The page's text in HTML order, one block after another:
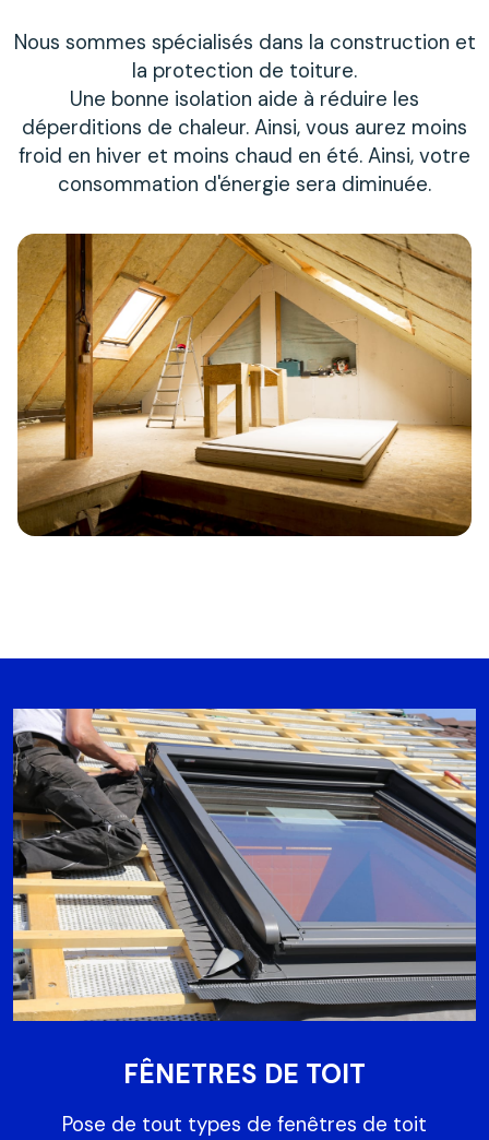
Nous sommes spécialisés dans la construction et
la protection de toiture.
Une bonne isolation aide à réduire les
déperditions de chaleur. Ainsi, vous aurez moins
froid en hiver et moins chaud en été. Ainsi, votre
consommation d'énergie sera diminuée.
FÊNETRES DE TOIT
Pose de tout types de fenêtres de toit